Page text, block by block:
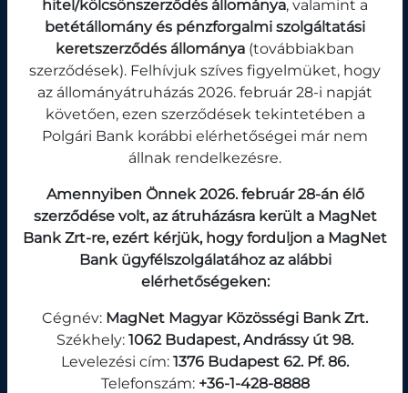
FIÓKJAINK ÉS ATM-EINK TELJES LISTÁJA
Árfolyamok 2026-02-24 07:57:13
Kedvezményes Devizaárfolyam Számlához
kapcsolódó devizaügyletekhez
Vétel Eladás
hitel/kölcsönszerződés állománya, valamint a
betétállomány és pénzforgalmi szolgáltatási
keretszerződés állománya (továbbiakban
szerződések). Felhívjuk szíves figyelmüket, hogy
az állományátruházás 2026. február 28-i napját
követően, ezen szerződések tekintetében a
Polgári Bank korábbi elérhetőségei már nem
állnak rendelkezésre.
Amennyiben Önnek 2026. február 28-án élő
szerződése volt, az átruházásra került a MagNet
Bank Zrt-re, ezért kérjük, hogy forduljon a MagNet
Bank ügyfélszolgálatához az alábbi
elérhetőségeken:
Cégnév: MagNet Magyar Közösségi Bank Zrt.
Székhely: 1062 Budapest, Andrássy út 98.
Levelezési cím: 1376 Budapest 62. Pf. 86.
Telefonszám: +36-1-428-8888